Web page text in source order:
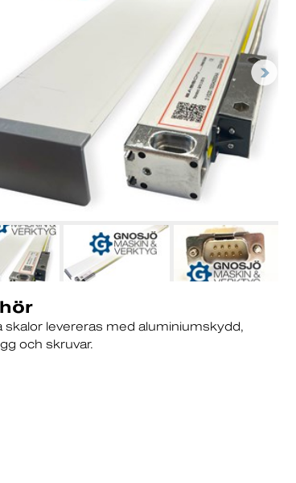
skalor levereras med aluminiumskydd
och skruvar.